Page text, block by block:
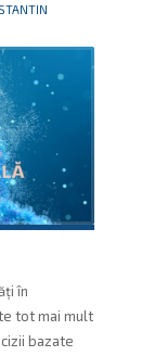
în
tot mai mult
bazate